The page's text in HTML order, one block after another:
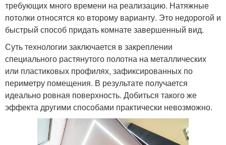
требующих много времени на реализацию. Натяжные
потолки относятся ко второму варианту. Это недорогой и
быстрый способ придать комнате завершенный вид.
Суть технологии заключается в закреплении
специального растянутого полотна на металлических
или пластиковых профилях, зафиксированных по
периметру помещения. В результате получается
идеально ровная поверхность. Добиться такого же
эффекта другими способами практически невозможно.